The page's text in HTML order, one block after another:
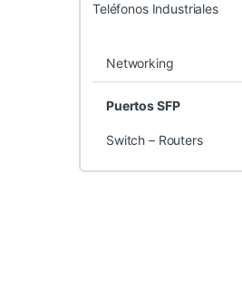
Teléfonos Industriales
Networking
Puertos SFP
Switch – Routers